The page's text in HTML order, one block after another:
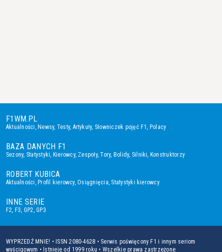
F1WM.PL
Aktualności, Newsy, Testy, Artykuły, Słowniczek pojęć F1, Polacy
BAZA DANYCH F1
Sezony, Statystyki, Kierowcy, Zespoły,Tory, Bolidy, Silniki, Konstruktorzy
ROBERT KUBICA
Aktualności, Profil kierowcy,Osiągnięcia, Statystyki kierowcy
INNE SERIE
F2, F3, GP2,GP3
WYPRZEDŹ MNIE! • ISSN 2080-4628 • Serwis poświęcony F1 i innym seriom
wyścigowym • Istnieje od 1999 roku • Wszelkie prawa zastrzeżone